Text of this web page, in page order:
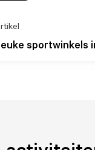
sportwinkels